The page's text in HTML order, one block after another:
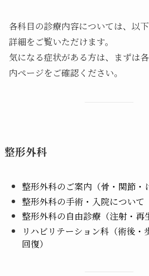
各科目の診療内容については、以
詳細をご覧いただけます。
気になる症状がある方は、まずは
内ページをご確認ください。
整形外科
整形外科のご案内（骨・関節・
整形外科の手術・入院について
整形外科の自由診療（注射・再
リハビリテーション科（術後・
回復）